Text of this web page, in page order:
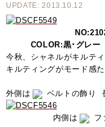
UPDATE: 2013.10.12
COLOR:黒･グレ
今秋、シャネルがキルテ
キルティングがモード感た
外側は ベルトの飾り
内側は フ